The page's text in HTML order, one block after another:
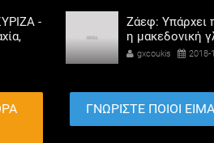
-
Ζάεφ: Υπάρχει
η μακεδονική
διδάσκεται
gxcoukis 2018-
ΓΝΩΡΙΣΤΕ ΠΟΙΟΙ